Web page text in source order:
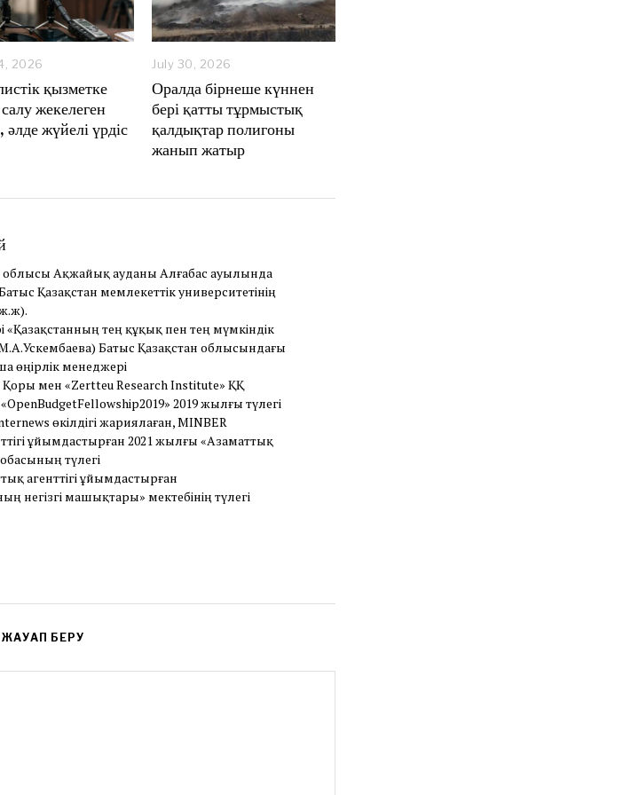
2026
g
u
s
қызметке
жекелеген
әлде жүйелі үрдіс
July 30, 2026
Оралда бірнеше күннен
бері қатты тұрмыстық
қалдықтар полигоны
жанып жатыр
облысы Ақжайық ауданы Алғабас ауылында
Қазақстан мемлекеттік университетінің
«Қазақстанның тең құқық пен тең мүмкіндік
Батыс Қазақстан облысындағы
өңірлік менеджері
Қоры мен «Zertteu Research Institute» ҚҚ
2019 жылғы түлегі
өкілдігі жариялаған, MINBER
ұйымдастырған 2021 жылғы «Азаматтық
түлегі
агенттігі ұйымдастырған
негізгі машықтары» мектебінің түлегі
ЖАУАП БЕРУ